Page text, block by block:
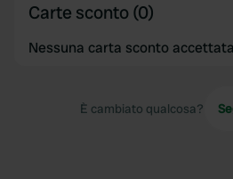
Carte sconto (0)
Nessuna carta sconto accettata
È cambiato qualcosa?